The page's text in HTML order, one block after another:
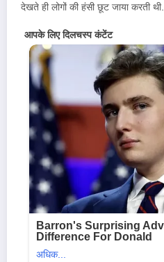
देखते ही लोगों की हंसी छूट जाया करती थी.